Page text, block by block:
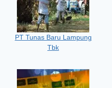
PT Tunas Baru Lampung
Tbk